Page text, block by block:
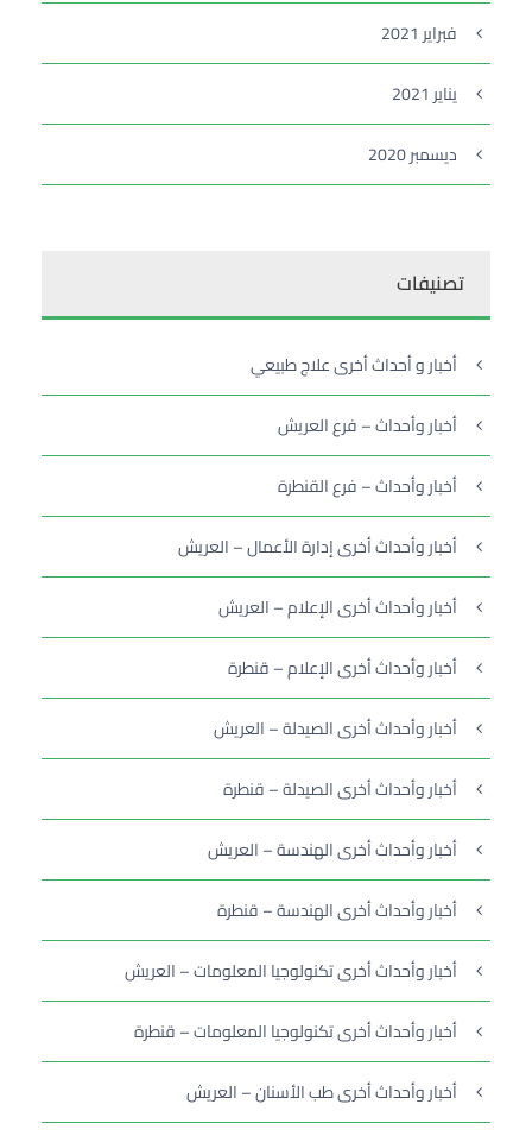
فبراير 2021
يناير 2021
ديسمبر 2020
تصنيفات
أخبار و أحداث أخرى علاج طبيعي
أخبار وأحداث – فرع العريش
أخبار وأحداث – فرع القنطرة
أخبار وأحداث أخرى إدارة الأعمال – العريش
أخبار وأحداث أخرى الإعلام – العريش
أخبار وأحداث أخرى الإعلام – قنطرة
أخبار وأحداث أخرى الصيدلة – العريش
أخبار وأحداث أخرى الصيدلة – قنطرة
أخبار وأحداث أخرى الهندسة – العريش
أخبار وأحداث أخرى الهندسة – قنطرة
أخبار وأحداث أخرى تكنولوجيا المعلومات – العريش
أخبار وأحداث أخرى تكنولوجيا المعلومات – قنطرة
أخبار وأحداث أخرى طب الأسنان – العريش